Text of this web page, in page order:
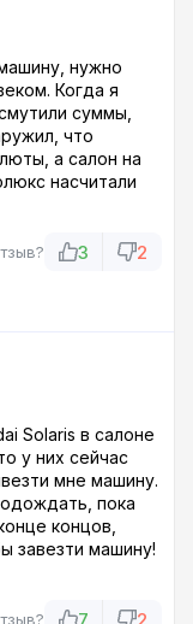
нужно
Когда я
суммы,
что
а салон на
насчитали
3 2
Solaris в салоне
у них сейчас
мне машину.
пока
концов,
завезти машину!
не доставили!
в том, что
7 2